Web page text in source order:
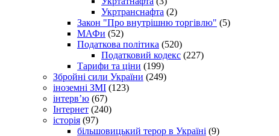
Укртранснафта (2)
Закон "Про внутрішню торгівлю" (5)
МАФи (52)
Податкова політика (520)
Податковий кодекс (227)
Тарифи та ціни (199)
Збройні сили України (249)
іноземні ЗМІ (123)
інтерв’ю (67)
Інтернет (240)
історія (97)
більшовицький терор в Україні (9)